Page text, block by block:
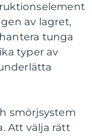
av lagret,
tunga
typer av
smörjsystem
Att välja rätt